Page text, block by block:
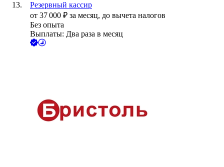
Резервный кассир
от 37 000 ₽ за месяц, до вычета налогов
Без опыта
Выплаты: Два раза в месяц